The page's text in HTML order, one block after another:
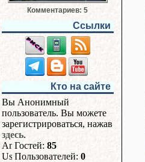
Комментариев: 5
Ссылки
Кто на сайте
Вы Анонимный
пользователь. Вы можете
зарегистрироваться, нажав
здесь.
Гостей: 85
Пользователей: 0